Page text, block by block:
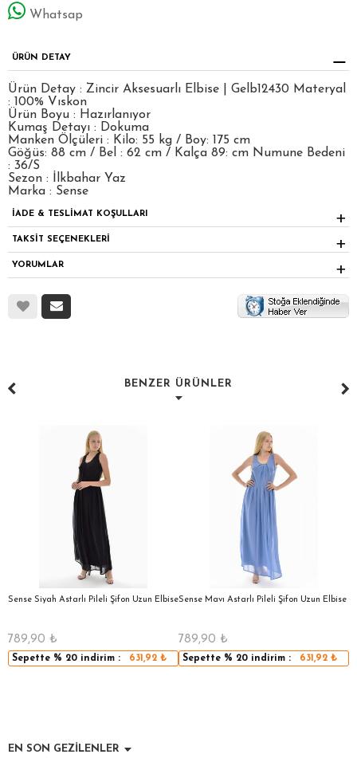
Whatsap
ÜRÜN DETAY
Ürün Detay : Zincir Aksesuarlı Elbise | Gelb12430 Materyal
: 100% Vıskon
Ürün Boyu : Hazırlanıyor
Kumaş Detayı : Dokuma
Manken Ölçüleri : Kilo: 55 kg / Boy: 175 cm
Göğüs: 88 cm / Bel : 62 cm / Kalça 89: cm Numune Bedeni
: 36/S
Sezon : İlkbahar Yaz
Marka : Sense
İADE & TESLİMAT KOŞULLARI
TAKSİT SEÇENEKLERİ
YORUMLAR
BENZER ÜRÜNLER
Sense Siyah Astarlı Pileli Şifon Uzun Elbise
789,90 ₺
Sepette % 20 indirim : 631,92₺
Sense Mavı Astarlı Pileli Şifon Uzun Elbise
789,90 ₺
Sepette % 20 indirim : 631,92₺
EN SON GEZİLENLER